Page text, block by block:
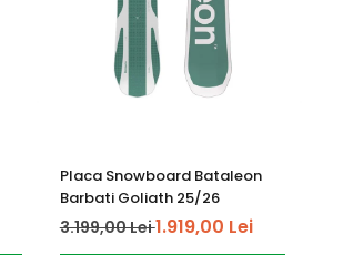
Placa Snowboard Bataleon
Barbati Goliath 25/26
3.199,00 Lei1.919,00 Lei